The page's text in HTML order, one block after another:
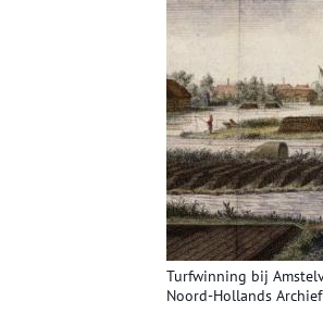
Turfwinning bij
Noord-Hollands Archief